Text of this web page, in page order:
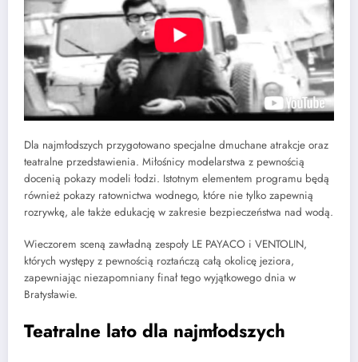
Dla najmłodszych przygotowano specjalne dmuchane atrakcje oraz
teatralne przedstawienia. Miłośnicy modelarstwa z pewnością
docenią pokazy modeli łodzi. Istotnym elementem programu będą
również pokazy ratownictwa wodnego, które nie tylko zapewnią
rozrywkę, ale także edukację w zakresie bezpieczeństwa nad wodą.
Wieczorem sceną zawładną zespoły LE PAYACO i VENTOLIN,
których występy z pewnością roztańczą całą okolicę jeziora,
zapewniając niezapomniany finał tego wyjątkowego dnia w
Bratysławie.
Teatralne lato dla najmłodszych